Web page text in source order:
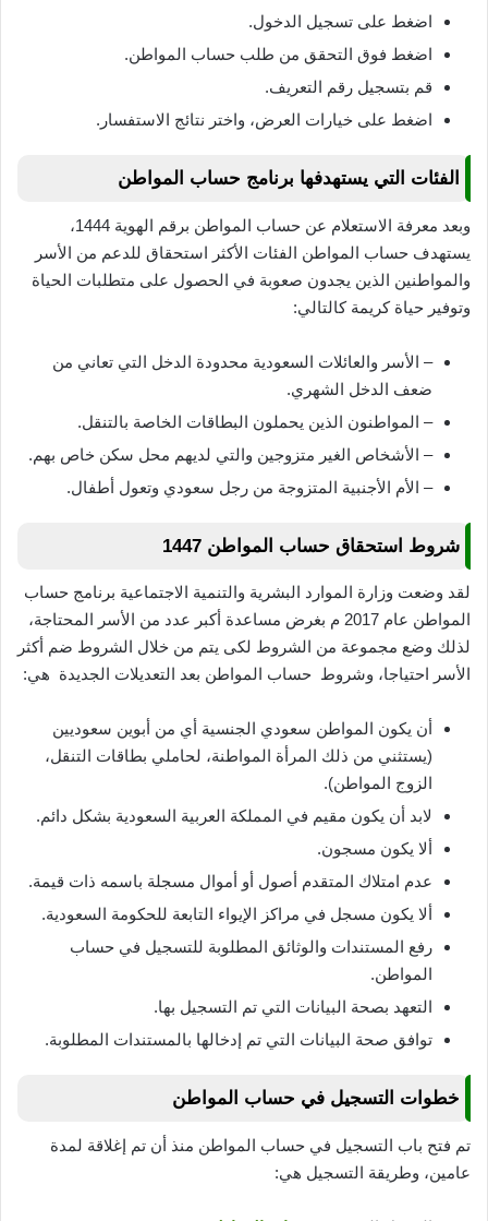
اضغط على تسجيل الدخول.
اضغط فوق التحقق من طلب حساب المواطن.
قم بتسجيل رقم التعريف.
اضغط على خيارات العرض، واختر نتائج الاستفسار.
الفئات التي يستهدفها برنامج حساب المواطن
وبعد معرفة الاستعلام عن حساب المواطن برقم الهوية 1444،
يستهدف حساب المواطن الفئات الأكثر استحقاق للدعم من الأسر
والمواطنين الذين يجدون صعوبة في الحصول على متطلبات الحياة
وتوفير حياة كريمة كالتالي:
– الأسر والعائلات السعودية محدودة الدخل التي تعاني من
ضعف الدخل الشهري.
– المواطنون الذين يحملون البطاقات الخاصة بالتنقل.
– الأشخاص الغير متزوجين والتي لديهم محل سكن خاص بهم.
– الأم الأجنبية المتزوجة من رجل سعودي وتعول أطفال.
شروط استحقاق حساب المواطن 1447
لقد وضعت وزارة الموارد البشرية والتنمية الاجتماعية برنامج حساب
المواطن عام 2017 م بغرض مساعدة أكبر عدد من الأسر المحتاجة،
لذلك وضع مجموعة من الشروط لكى يتم من خلال الشروط ضم أكثر
الأسر احتياجا، وشروط حساب المواطن بعد التعديلات الجديدة هي:
أن يكون المواطن سعودي الجنسية أي من أبوين سعوديين
(يستثني من ذلك المرأة المواطنة، لحاملي بطاقات التنقل،
الزوج المواطن).
لابد أن يكون مقيم في المملكة العربية السعودية بشكل دائم.
ألا يكون مسجون.
عدم امتلاك المتقدم أصول أو أموال مسجلة باسمه ذات قيمة.
ألا يكون مسجل في مراكز الإيواء التابعة للحكومة السعودية.
رفع المستندات والوثائق المطلوبة للتسجيل في حساب
المواطن.
التعهد بصحة البيانات التي تم التسجيل بها.
توافق صحة البيانات التي تم إدخالها بالمستندات المطلوبة.
خطوات التسجيل في حساب المواطن
تم فتح باب التسجيل في حساب المواطن منذ أن تم إغلاقة لمدة
عامين، وطريقة التسجيل هي: